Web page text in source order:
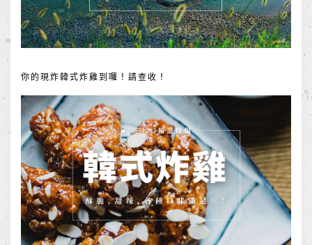
你的現炸韓式炸雞到囉！請查收！